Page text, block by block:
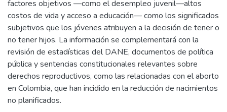
factores objetivos —como el desempleo juvenil—altos
costos de vida y acceso a educación— como los significados
subjetivos que los jóvenes atribuyen a la decisión de tener o
no tener hijos. La información se complementará con la
revisión de estadísticas del DANE, documentos de política
pública y sentencias constitucionales relevantes sobre
derechos reproductivos, como las relacionadas con el aborto
en Colombia, que han incidido en la reducción de nacimientos
no planificados.